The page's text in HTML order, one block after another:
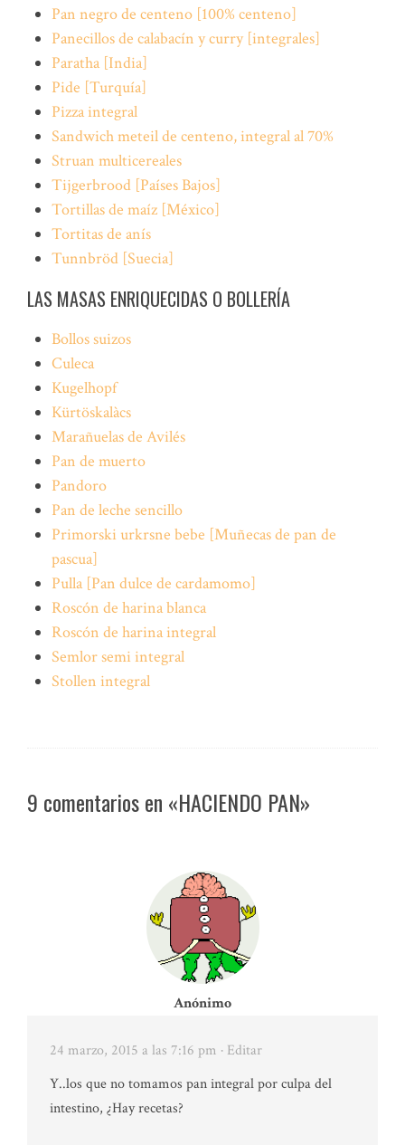
Pan negro de centeno [100% centeno]
Panecillos de calabacín y curry [integrales]
Paratha [India]
Pide [Turquía]
Pizza integral
Sandwich meteil de centeno, integral al 70%
Struan multicereales
Tijgerbrood [Países Bajos]
Tortillas de maíz [México]
Tortitas de anís
Tunnbröd [Suecia]
LAS MASAS ENRIQUECIDAS O BOLLERÍA
Bollos suizos
Culeca
Kugelhopf
Kürtöskalàcs
Marañuelas de Avilés
Pan de muerto
Pandoro
Pan de leche sencillo
Primorski urkrsne bebe [Muñecas de pan de
pascua]
Pulla [Pan dulce de cardamomo]
Roscón de harina blanca
Roscón de harina integral
Semlor semi integral
Stollen integral
9 comentarios en «HACIENDO PAN»
Anónimo
24 marzo, 2015 a las 7:16 pm · Editar
Y..los que no tomamos pan integral por culpa del
intestino, ¿Hay recetas?